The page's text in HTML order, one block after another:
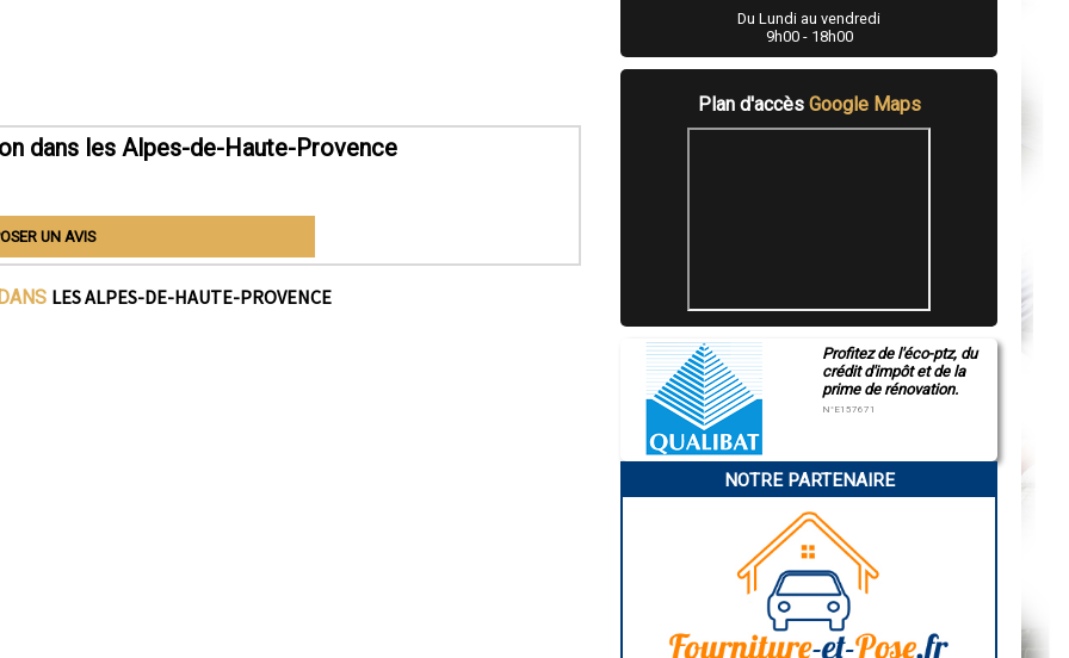
dans les Alpes-de-Haute-Provence
UN AVIS
LES ALPES-DE-HAUTE-PROVENCE
Du Lundi au vendredi
9h00 - 18h00
Plan d'accès Google Maps
Profitez de l'éco-ptz, du
crédit d'impôt et de la
prime de rénovation.
N°E157671
NOTRE PARTENAIRE